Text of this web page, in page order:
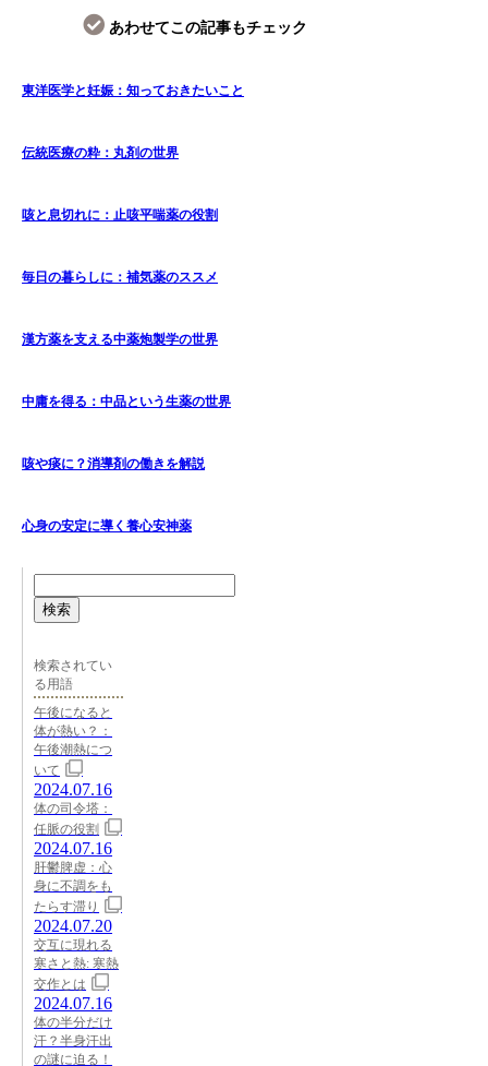
あわせてこの記事もチェック
東洋医学と妊娠：知っておきたいこと
伝統医療の粋：丸剤の世界
咳と息切れに：止咳平喘薬の役割
毎日の暮らしに：補気薬のススメ
漢方薬を支える中薬炮製学の世界
中庸を得る：中品という生薬の世界
咳や痰に？消導剤の働きを解説
心身の安定に導く養心安神薬
検索
検索されてい
る用語
午後になると
体が熱い？：
午後潮熱につ
いて
2024.07.16
体の司令塔：
任脈の役割
2024.07.16
肝鬱脾虚：心
身に不調をも
たらす滞り
2024.07.20
交互に現れる
寒さと熱: 寒熱
交作とは
2024.07.16
体の半分だけ
汗？半身汗出
の謎に迫る！